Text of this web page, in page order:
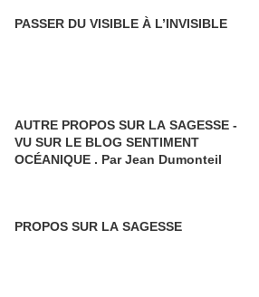
PASSER DU VISIBLE À L’INVISIBLE
AUTRE PROPOS SUR LA SAGESSE -
VU SUR LE BLOG SENTIMENT
OCÉANIQUE . Par Jean Dumonteil
PROPOS SUR LA SAGESSE